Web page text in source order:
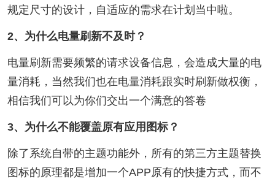
规定尺寸的设计，自适应的需求在计划当中啦。
2、为什么电量刷新不及时？
电量刷新需要频繁的请求设备信息，会造成大量的电
量消耗，当然我们也在电量消耗跟实时刷新做权衡，
相信我们可以为你们交出一个满意的答卷
3、为什么不能覆盖原有应用图标？
除了系统自带的主题功能外，所有的第三方主题替换
图标的原理都是增加一个APP原有的快捷方式，而不